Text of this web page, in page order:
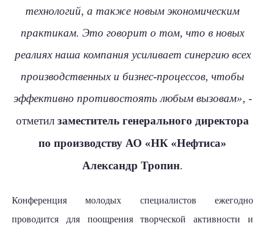
технологий, а также новым экономическим
практикам. Это говорит о том, что в новых
реалиях наша компания усиливает синергию всех
производственных и бизнес-процессов, чтобы
эффективно противостоять любым вызовам», -
отметил заместитель генерального директора
по производству АО «НК «Нефтиса»
Александр Тропин.
Конференция молодых специалистов ежегодно
проводится для поощрения творческой активности и